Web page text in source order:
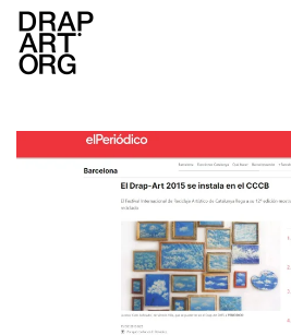
Ir al contenido principal